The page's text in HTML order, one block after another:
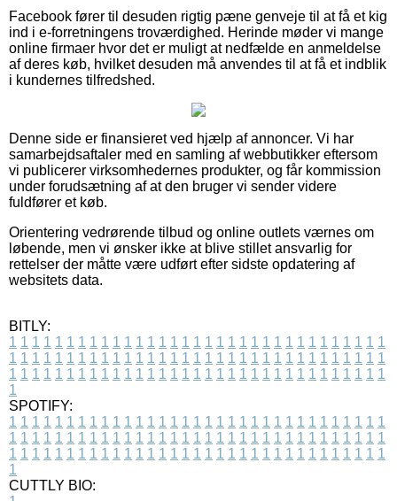
Facebook fører til desuden rigtig pæne genveje til at få et kig
ind i e-forretningens troværdighed. Herinde møder vi mange
online firmaer hvor det er muligt at nedfælde en anmeldelse
af deres køb, hvilket desuden må anvendes til at få et indblik
i kundernes tilfredshed.
Denne side er finansieret ved hjælp af annoncer. Vi har
samarbejdsaftaler med en samling af webbutikker eftersom
vi publicerer virksomhedernes produkter, og får kommission
under forudsætning af at den bruger vi sender videre
fuldfører et køb.
Orientering vedrørende tilbud og online outlets værnes om
løbende, men vi ønsker ikke at blive stillet ansvarlig for
rettelser der måtte være udført efter sidste opdatering af
websitets data.
BITLY:
1 1 1 1 1 1 1 1 1 1 1 1 1 1 1 1 1 1 1 1 1 1 1 1 1 1 1 1 1 1 1 1 1
1 1 1 1 1 1 1 1 1 1 1 1 1 1 1 1 1 1 1 1 1 1 1 1 1 1 1 1 1 1 1 1 1
1 1 1 1 1 1 1 1 1 1 1 1 1 1 1 1 1 1 1 1 1 1 1 1 1 1 1 1 1 1 1 1 1
1
SPOTIFY:
1 1 1 1 1 1 1 1 1 1 1 1 1 1 1 1 1 1 1 1 1 1 1 1 1 1 1 1 1 1 1 1 1
1 1 1 1 1 1 1 1 1 1 1 1 1 1 1 1 1 1 1 1 1 1 1 1 1 1 1 1 1 1 1 1 1
1 1 1 1 1 1 1 1 1 1 1 1 1 1 1 1 1 1 1 1 1 1 1 1 1 1 1 1 1 1 1 1 1
1
CUTTLY BIO: